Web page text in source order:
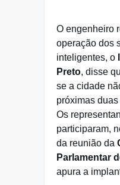
O engenheiro
operação dos
inteligentes, o
Preto, disse
se a cidade
próximas
Os
participaram,
da reunião da
Parlamentar
apura a